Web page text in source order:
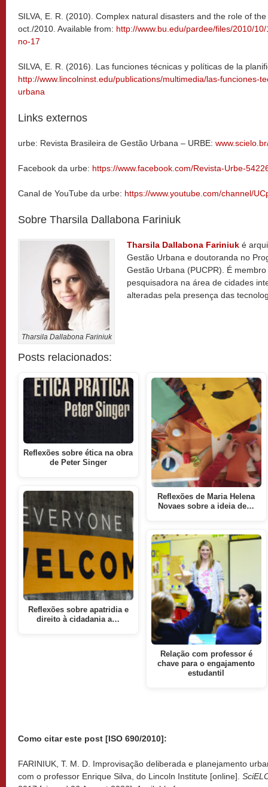
SILVA, E. R. (2010). Complex natural disasters and the role of
oct./2010. Available from: http://www.bu.edu/pardee/files/2010/
no-17
SILVA, E. R. (2016). Las funciones técnicas y políticas de la
http://www.lincolninst.edu/publications/multimedia/las-funciones-
urbana
Links externos
urbe: Revista Brasileira de Gestão Urbana – URBE:
Facebook da urbe: https://www.facebook.com/Revista-Urbe-
Canal de YouTube da urbe: https://www.youtube.com/channel/
Sobre Tharsila Dallabona Fariniuk
Tharsila Dallabona Fariniuk
Tharsila Dallabona Fariniuk é
Gestão Urbana e doutoranda no
Gestão Urbana (PUCPR). É
pesquisadora na área de cidades
alteradas pela presença das
Posts relacionados:
Reflexões sobre ética na obra
de Peter Singer
Reflexões sobre apatridia e
direito à cidadania a…
Reflexões de Maria Helena
Novaes sobre a ideia de…
Relação com professor é
chave para o engajamento
estudantil
Como citar este post [ISO 690/2010]:
FARINIUK, T. M. D. Improvisação deliberada e planejamento
com o professor Enrique Silva, do Lincoln Institute [online].